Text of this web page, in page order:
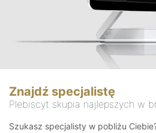
Znajdź specjalistę
Plebiscyt skupia najlepszych w
Szukasz specjalisty w pobliżu